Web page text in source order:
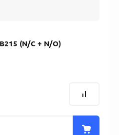
(N/C + N/O)